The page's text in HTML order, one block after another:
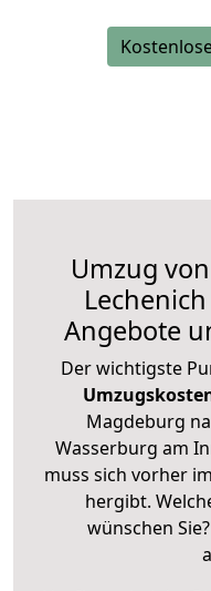
Umzug
Angebote
Der wichtigste
Magdeburg
Wasserburg am
muss sich vorher
hergibt.
wünschen